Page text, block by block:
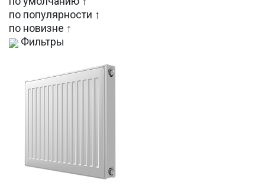
по популярности ↑
по новизне ↑
Фильтры